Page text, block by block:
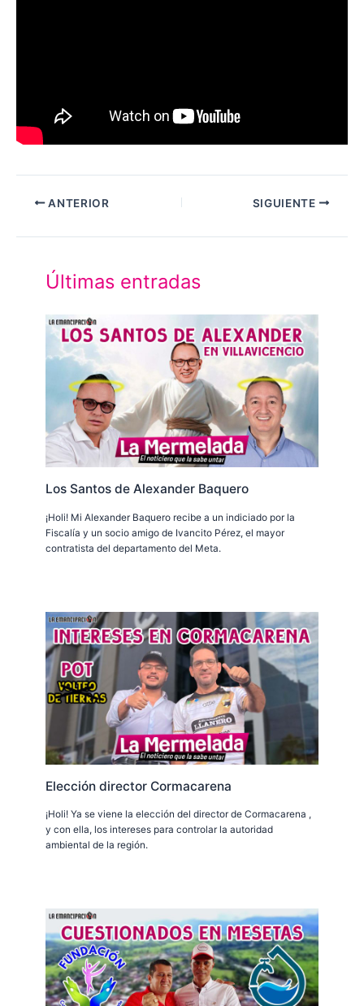
ANTERIOR SIGUIENTE
Últimas entradas
Los Santos de Alexander Baquero
¡Holi! Mi Alexander Baquero recibe a un indiciado por la
Fiscalía y un socio amigo de Ivancito Pérez, el mayor
contratista del departamento del Meta.
Elección director Cormacarena
¡Holi! Ya se viene la elección del director de Cormacarena ,
y con ella, los intereses para controlar la autoridad
ambiental de la región.